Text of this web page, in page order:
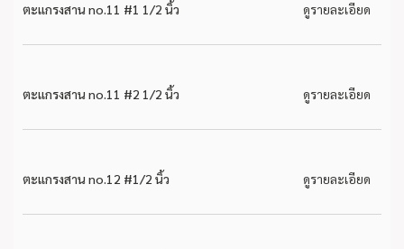
ตะแกรงสาน no.11 #1 1/2 นิ้ว ดูรายละเอียด
ตะแกรงสาน no.11 #2 1/2 นิ้ว ดูรายละเอียด
ตะแกรงสาน no.12 #1/2 นิ้ว ดูรายละเอียด